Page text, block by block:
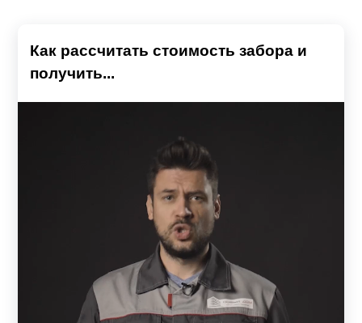
Как рассчитать стоимость забора и
получить...